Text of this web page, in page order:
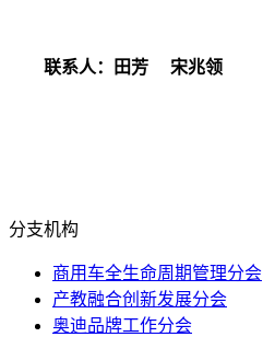
联系人：田芳 宋兆领
分支机构
商用车全生命周期管理分会
产教融合创新发展分会
奥迪品牌工作分会